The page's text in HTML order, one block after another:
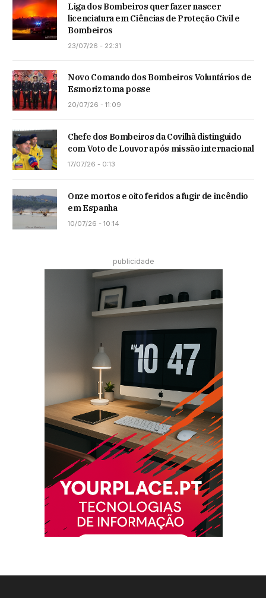
Liga dos Bombeiros quer fazer nascer
licenciatura em Ciências de Proteção Civil e
Bombeiros
23/07/26 - 22:31
Novo Comando dos Bombeiros Voluntários de
Esmoriz toma posse
20/07/26 - 11:09
Chefe dos Bombeiros da Covilhã distinguido
com Voto de Louvor após missão internacional
17/07/26 - 0:13
Onze mortos e oito feridos a fugir de incêndio
em Espanha
10/07/26 - 10:14
publicidade